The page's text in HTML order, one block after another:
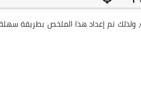
ولذلك تم إعداد هذا الملخص بطريقة